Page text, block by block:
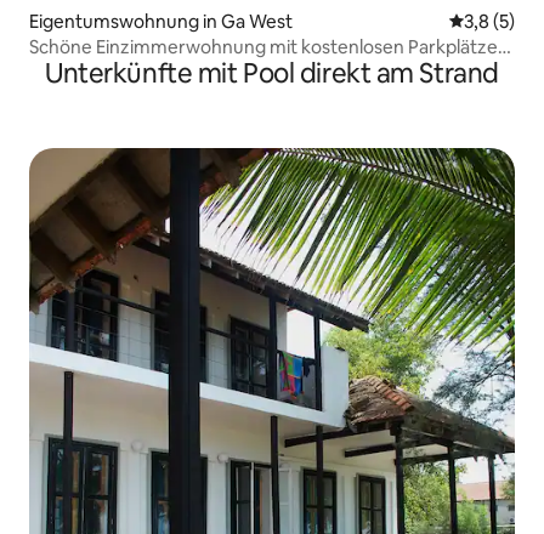
Eigentumswohnung in Ga West
3,8 (5)
Schöne Einzimmerwohnung mit kostenlosen Parkplätzen
vor Ort
Unterkünfte mit Pool direkt am Strand